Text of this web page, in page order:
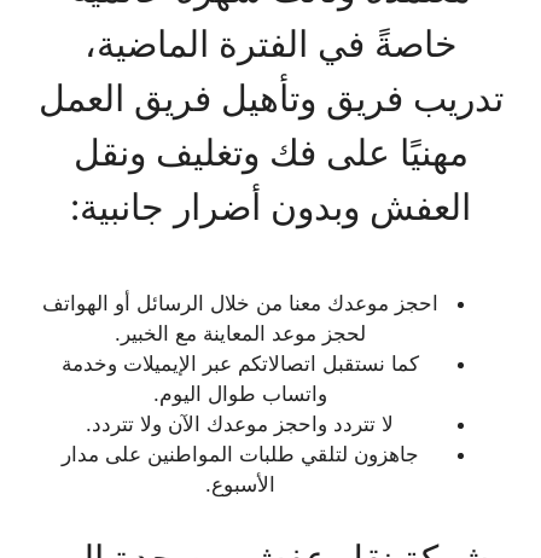
خاصةً في الفترة الماضية،
تدريب فريق وتأهيل فريق العمل
مهنيًا على فك وتغليف ونقل
العفش وبدون أضرار جانبية:
احجز موعدك معنا من خلال الرسائل أو الهواتف
لحجز موعد المعاينة مع الخبير.
كما نستقبل اتصالاتكم عبر الإيميلات وخدمة
واتساب طوال اليوم.
لا تتردد واحجز موعدك الآن ولا تتردد.
جاهزون لتلقي طلبات المواطنين على مدار
الأسبوع.